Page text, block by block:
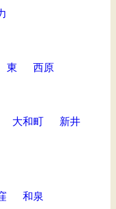
東 西原
大和町
新井
和泉